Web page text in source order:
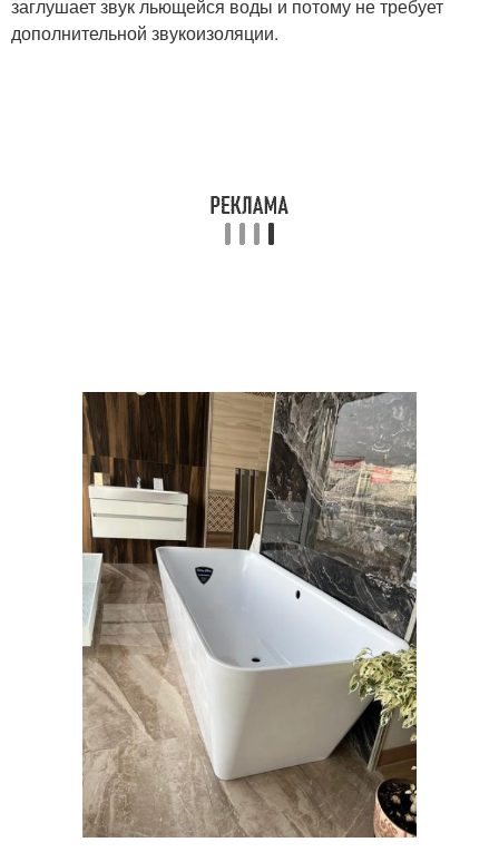
заглушает звук льющейся воды и потому не требует
дополнительной звукоизоляции.